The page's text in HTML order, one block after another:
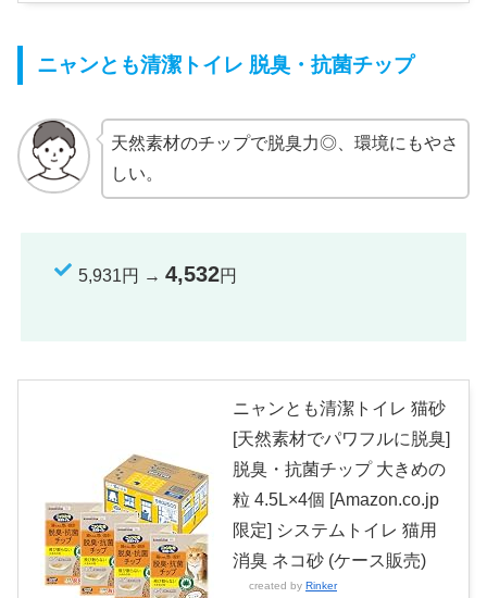
ニャンとも清潔トイレ 脱臭・抗菌チップ
天然素材のチップで脱臭力◎、環境にもやさ
しい。
5,931円 →4,532円
ニャンとも清潔トイレ 猫砂
[天然素材でパワフルに脱臭]
脱臭・抗菌チップ 大きめの
粒 4.5L×4個 [Amazon.co.jp
限定] システムトイレ 猫用
消臭 ネコ砂 (ケース販売)
created by Rinker